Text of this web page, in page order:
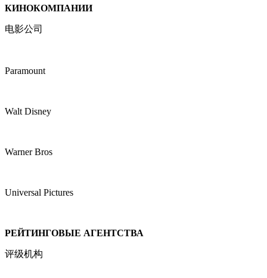
КИНОКОМПАНИИ
电影公司
Paramount
Walt Disney
Warner Bros
Universal Pictures
РЕЙТИНГОВЫЕ АГЕНТСТВА
评级机构